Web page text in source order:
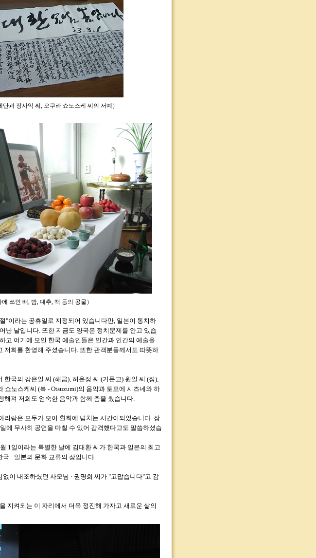
단과 장사익 씨, 오쿠라 쇼노스케 씨의 서예）
에 쓰인 배, 밤, 대추, 떡 등의 공물）
"이라는 공휴일로 지정되어 있습니다만, 일본이 통치하
난 날입니다. 또한 지금도 양국은 정치문제를 안고 있습
고 여기에 모인 한국 예술인들은 인간과 인간의 예술을
저희를 환영해 주셨습니다. 또한 관객분들께서도 따뜻하
국의 강은일 씨 (해금), 허윤정 씨 (거문고) 원일 씨 (징),
쇼노스케씨 (북 - Otsuzumi)의 음악과 토모에 시즈네와 하
해져 저희도 엄숙한 음악과 함께 춤을 췄습니다.
랑은 모두가 모여 환희에 넘치는 시간이되었습니다. 장
에 무사히 공연을 마칠 수 있어 감격했다고도 말씀하셨습
1일이라는 특별한 날에 김대환 씨가 한국과 일본의 최고
· 일본의 문화 교류의 장입니다.
이 내조하셨던 사모님 · 권명희 씨가 "고맙습니다"고 감
지켜되는 이 자리에서 더욱 정진해 가자고 새로운 삶의